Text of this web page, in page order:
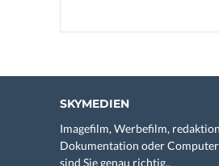
SKYMEDIEN
Imagefilm, Werbefilm,
Dokumentation oder
sind Sie genau richtig..